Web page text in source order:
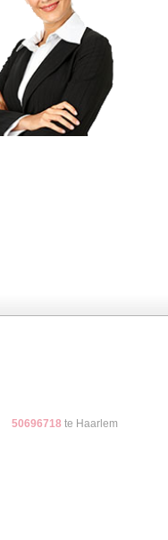
50696718 te Haarlem